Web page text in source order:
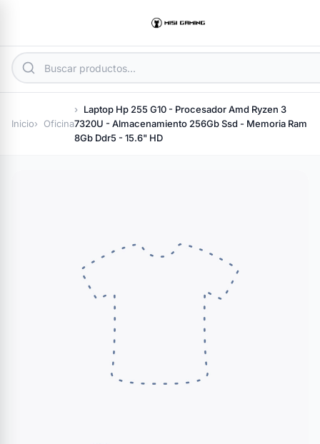
Inicio Oficina
Laptop Hp 255 G10 - Procesador Amd Ryzen 3
7320U - Almacenamiento 256Gb Ssd - Memoria Ram
8Gb Ddr5 - 15.6" HD